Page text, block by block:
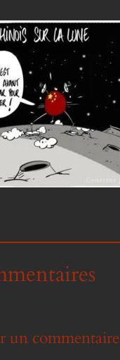
un commentaire